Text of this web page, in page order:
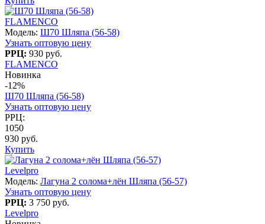
FLAMENCO
Модель: Ш70 Шляпа (56-58)
Узнать оптовую цену
РРЦ: 930 руб.
FLAMENCO
Новинка
-12%
Ш70 Шляпа (56-58)
Узнать оптовую цену
РРЦ:
1050
930 руб.
Купить
Levelpro
Модель: Лагуна 2 солома+лён Шляпа (56-57)
Узнать оптовую цену
РРЦ: 3 750 руб.
Levelpro